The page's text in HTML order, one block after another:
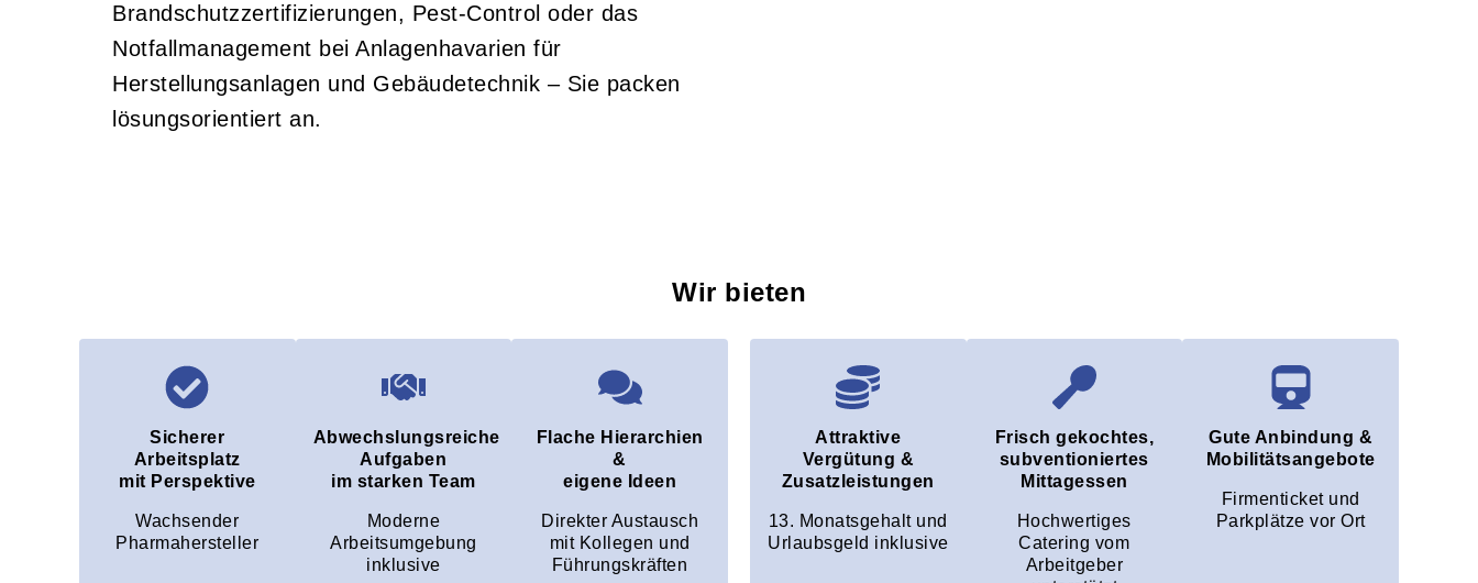
Brandschutzzertifizierungen, Pest-Control oder das
Notfallmanagement bei Anlagenhavarien für
Herstellungsanlagen und Gebäudetechnik – Sie packen
lösungsorientiert an.
Wir bieten
Sicherer
Arbeitsplatz
mit Perspektive
Wachsender
Pharmahersteller
Abwechslungsreiche
Aufgaben
im starken Team
Moderne
Arbeitsumgebung
inklusive
Flache Hierarchien
&
eigene Ideen
Direkter Austausch
mit Kollegen und
Führungskräften
Attraktive
Vergütung &
Zusatzleistungen
13. Monatsgehalt und
Urlaubsgeld inklusive
Frisch gekochtes,
subventioniertes
Mittagessen
Hochwertiges
Catering vom
Arbeitgeber
Gute Anbindung &
Mobilitätsangebote
Firmenticket und
Parkplätze vor Ort